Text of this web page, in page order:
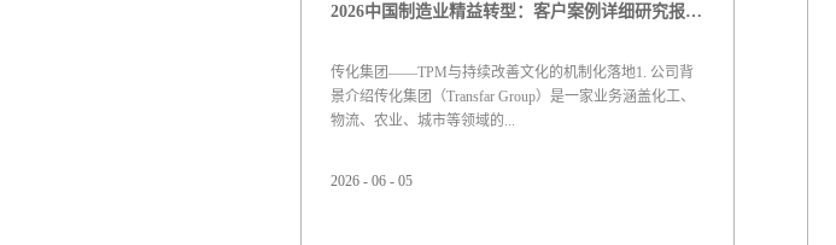
2026中国制造业精益转型：客户案例详细研究报告【三】
传化集团——TPM与持续改善文化的机制化落地1. 公司背
景介绍传化集团（Transfar Group）是一家业务涵盖化工、
物流、农业、城市等领域的...
2026 - 06 - 05